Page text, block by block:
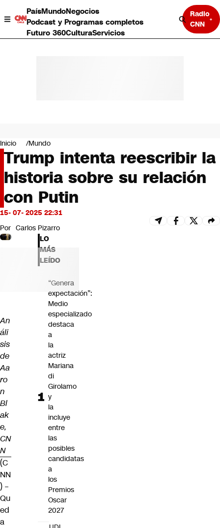
PaísMundoNegocios
Podcast y Programas completos
Futuro 360CulturaServicios
Radio
CNN
Negocios
Deportes
Programas completos
Cultura
Servicios
Bits
CNN tiempo
Futuro 360
Opinión
Inicio Mundo
Trump intenta reescribir la
historia sobre su relación
con Putin
15- 07- 2025 22:31
Por Carlos Pizarro
An
áli
sis
de
Aa
ro
n
Bl
ak
e,
CN
N
(C
NN
) –
Qu
ed
a
LO
MÁS
LEÍDO
“Genera
expectación”:
Medio
especializado
destaca
a
la
actriz
Mariana
di
Girolamo
y
la
incluye
entre
las
posibles
candidatas
a
los
Premios
Oscar
2027